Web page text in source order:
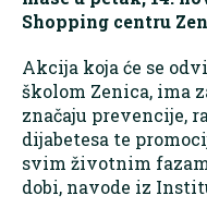
Shopping centru
Akcija koja će se
školom Zenica, ima
značaju prevencije,
dijabetesa te
svim životnim
dobi, navode iz